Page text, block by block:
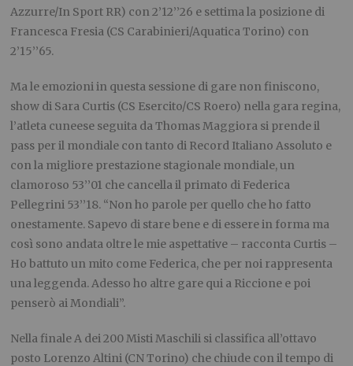
Azzurre/In Sport RR) con 2’12’’26 e settima la posizione di
Francesca Fresia (CS Carabinieri/Aquatica Torino) con
2’15’’65.
Ma le emozioni in questa sessione di gare non finiscono,
show di Sara Curtis (CS Esercito/CS Roero) nella gara regina,
l’atleta cuneese seguita da Thomas Maggiora si prende il
pass per il mondiale con tanto di Record Italiano Assoluto e
con la migliore prestazione stagionale mondiale, un
clamoroso 53’’01 che cancella il primato di Federica
Pellegrini 53’’18. “Non ho parole per quello che ho fatto
onestamente. Sapevo di stare bene e di essere in forma ma
così sono andata oltre le mie aspettative – racconta Curtis –
Ho battuto un mito come Federica, che per noi rappresenta
una leggenda. Adesso ho altre gare qui a Riccione e poi
penserò ai Mondiali”.
Nella finale A dei 200 Misti Maschili si classifica all’ottavo
posto Lorenzo Altini (CN Torino) che chiude con il tempo di